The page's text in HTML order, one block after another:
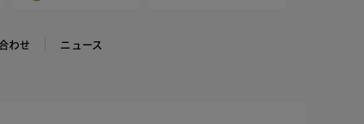
わせ ニュース